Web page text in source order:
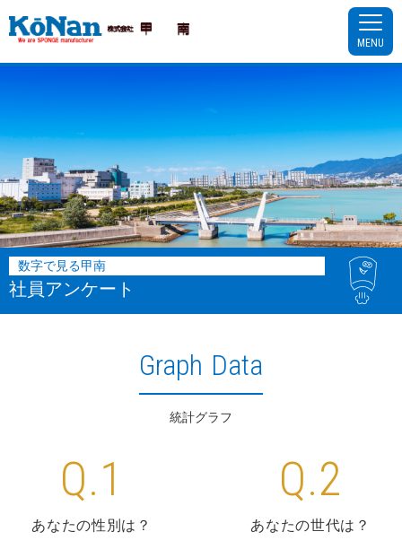
MENU
数字で見る甲南
社員アンケート
Graph Data
統計グラフ
Q.1
あなたの性別は？
Q.2
あなたの世代は？